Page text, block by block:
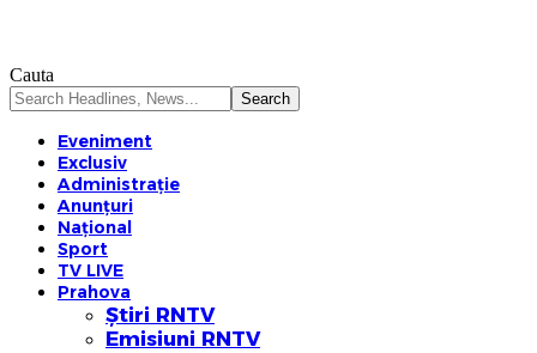
Cauta
Eveniment
Exclusiv
Administrație
Anunțuri
Național
Sport
TV LIVE
Prahova
Știri RNTV
Emisiuni RNTV